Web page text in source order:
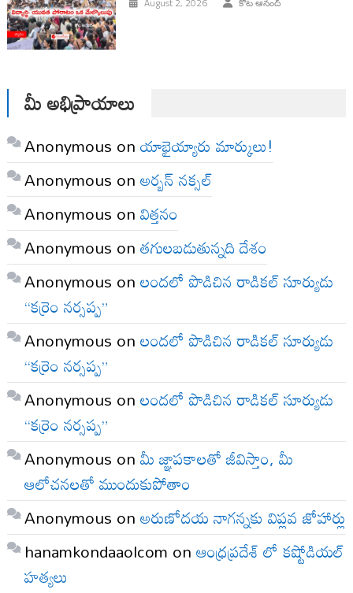
August 2, 2026 కోట ఆనంద్
మీ అభిప్రాయాలు
Anonymous onయాభైయ్యారు మార్కులు!
Anonymous onఅర్బన్ నక్సల్
Anonymous onవిత్తనం
Anonymous onతగులబడుతున్నది దేశం
Anonymous onలందలో పొడిచిన రాడికల్ సూర్యుడు
“కర్రెం నర్సప్ప”
Anonymous onలందలో పొడిచిన రాడికల్ సూర్యుడు
“కర్రెం నర్సప్ప”
Anonymous onలందలో పొడిచిన రాడికల్ సూర్యుడు
“కర్రెం నర్సప్ప”
Anonymous onమీ జ్ఞాపకాలతో జీవిస్తాం, మీ
ఆలోచనలతో ముందుకుపోతాం
Anonymous onఅరుణోదయ నాగన్నకు విప్లవ జోహార్లు
hanamkondaaolcom onఆంధ్రప్రదేశ్ లో కష్టోడియల్
హత్యలు